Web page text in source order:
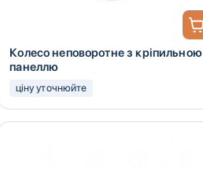
Колесо неповоротне з кріпильною
панеллю
ціну уточнюйте